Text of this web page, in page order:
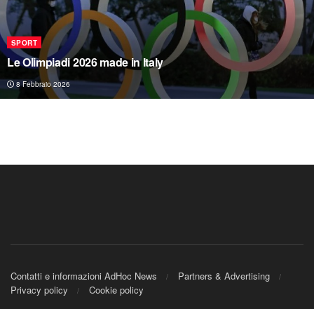
SPORT
Le Olimpiadi 2026 made in Italy
8 Febbraio 2026
Contatti e informazioni AdHoc News
Partners & Advertising
Privacy policy
Cookie policy